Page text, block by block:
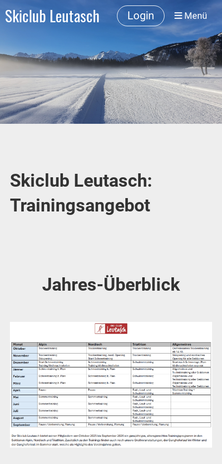
Skiclub Leutasch Login Menü
Skiclub Leutasch:
Trainingsangebot
Jahres-Überblick